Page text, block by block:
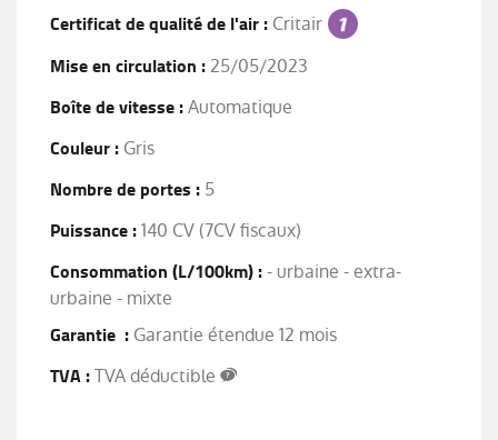
Certificat de qualité de l'air : Critair
Mise en circulation :25/05/2023
Boîte de vitesse :Automatique
Couleur : Gris
Nombre de portes : 5
Puissance :140 CV (7CV fiscaux)
Consommation (L/100km) :- urbaine - extra-
urbaine - mixte
Garantie : Garantie étendue 12 mois
TVA :TVA déductible